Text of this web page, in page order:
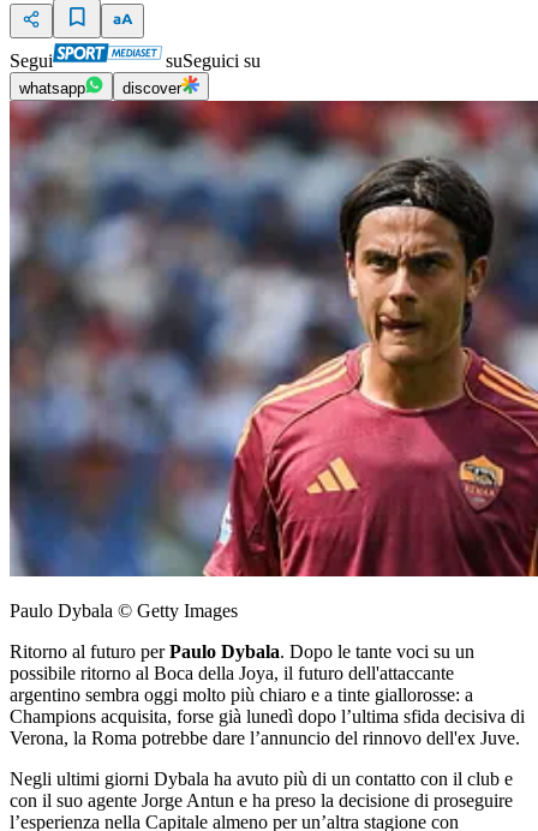
Segui suSeguici su
whatsapp discover
Paulo Dybala © Getty Images
Ritorno al futuro perPaulo Dybala. Dopo le tante voci su un
possibile ritorno al Boca della Joya, il futuro dell'attaccante
argentino sembra oggi molto più chiaro e a tinte giallorosse: a
Champions acquisita, forse già lunedì dopo l’ultima sfida decisiva di
Verona, la Roma potrebbe dare l’annuncio del rinnovo dell'ex Juve.
Negli ultimi giorni Dybala ha avuto più di un contatto con il club e
con il suo agente Jorge Antun e ha preso la decisione di proseguire
l’esperienza nella Capitale almeno per un’altra stagione con